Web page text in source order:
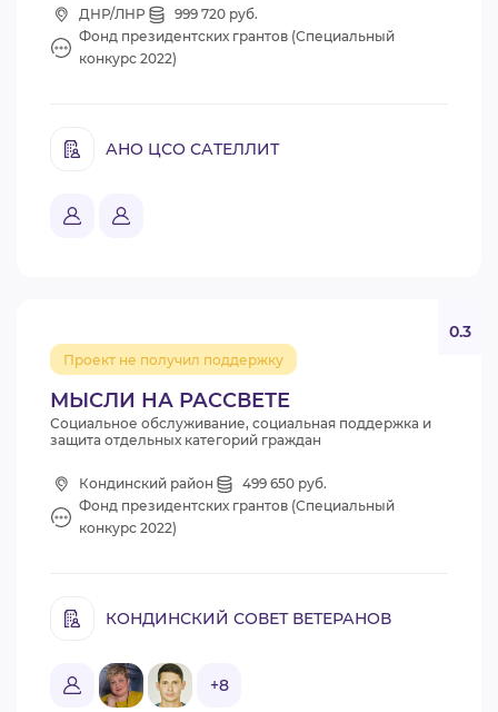
ДНР/ЛНР
999 720 руб.
Фонд президентских грантов (Специальный
конкурс 2022)
АНО ЦСО САТЕЛЛИТ
МЫСЛИ НА РАССВЕТЕ
Проект не получил поддержку
0.3
Социальное обслуживание, социальная поддержка и
защита отдельных категорий граждан
Кондинский район
499 650 руб.
Фонд президентских грантов (Специальный
конкурс 2022)
КОНДИНСКИЙ СОВЕТ ВЕТЕРАНОВ
+8